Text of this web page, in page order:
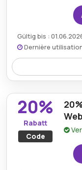
Gültig bis :
Dernière
Der Kiehls.de-
auf ausgewählte
für einen
herausragenden
20%
Rabatt
Code